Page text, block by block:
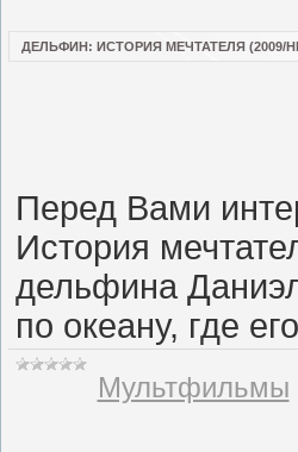
ДЕЛЬФИН: ИСТОРИЯ МЕЧТАТЕЛЯ (2009/
Перед Вами
История
дельфина
по океану, где
Мультфильмы